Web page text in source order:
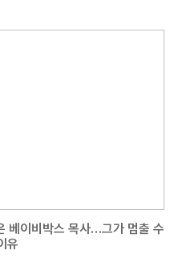
이비박스 목사…그가 멈출 수
유